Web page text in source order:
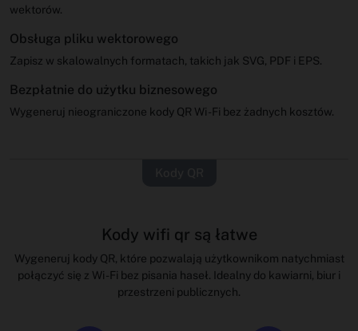
wektorów.
Obsługa pliku wektorowego
Zapisz w skalowalnych formatach, takich jak SVG, PDF i EPS.
Bezpłatnie do użytku biznesowego
Wygeneruj nieograniczone kody QR Wi -Fi bez żadnych kosztów.
Kody wifi qr są łatwe
Wygeneruj kody QR, które pozwalają użytkownikom natychmiast
połączyć się z Wi -Fi bez pisania haseł. Idealny do kawiarni, biur i
przestrzeni publicznych.